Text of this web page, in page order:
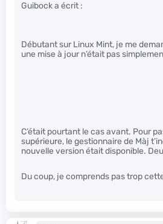
Guibock a écrit :
Débutant sur Linux Mint, je me
une mise à jour n’était pas
C’était pourtant le cas avant. Pour
supérieure, le gestionnaire de Màj
nouvelle version était disponible.
Du coup, je comprends pas trop